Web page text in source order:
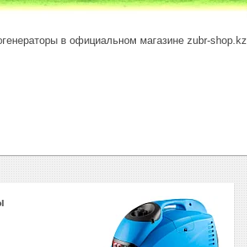
в официальном магазине zubr-shop.kz